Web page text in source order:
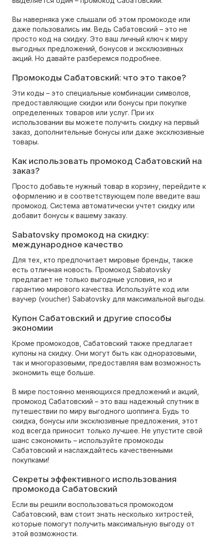
Вы наверняка уже слышали об этом промокоде или
даже пользовались им. Ведь Сабатовский – это не
просто код на скидку. Это ваш личный ключ к миру
выгодных предложений, бонусов и эксклюзивных
акций. Но давайте разберемся подробнее.
Промокоды Сабатовский: что это такое?
Эти коды – это специальные комбинации символов,
предоставляющие скидки или бонусы при покупке
определенных товаров или услуг. При их
использовании вы можете получить скидку на первый
заказ, дополнительные бонусы или даже эксклюзивные
товары.
Как использовать промокод Сабатовский на
заказ?
Просто добавьте нужный товар в корзину, перейдите к
оформлению и в соответствующем поле введите ваш
промокод. Система автоматически учтет скидку или
добавит бонусы к вашему заказу.
Sabatovsky промокод на скидку:
международное качество
Для тех, кто предпочитает мировые бренды, также
есть отличная новость. Промокод Sabatovsky
предлагает не только выгодные условия, но и
гарантию мирового качества. Используйте код или
ваучер (voucher) Sabatovsky для максимальной выгоды.
Купон Сабатовский и другие способы
экономии
Кроме промокодов, Сабатовский также предлагает
купоны на скидку. Они могут быть как одноразовыми,
так и многоразовыми, предоставляя вам возможность
экономить еще больше.
В мире постоянно меняющихся предложений и акций,
промокод Сабатовский – это ваш надежный спутник в
путешествии по миру выгодного шоппинга. Будь то
скидка, бонусы или эксклюзивные предложения, этот
код всегда приносит только лучшее. Не упустите свой
шанс сэкономить – используйте промокоды
Сабатовский и наслаждайтесь качественными
покупками!
Секреты эффективного использования
промокода Сабатовский
Если вы решили воспользоваться промокодом
Сабатовский, вам стоит знать несколько хитростей,
которые помогут получить максимальную выгоду от
этой возможности.